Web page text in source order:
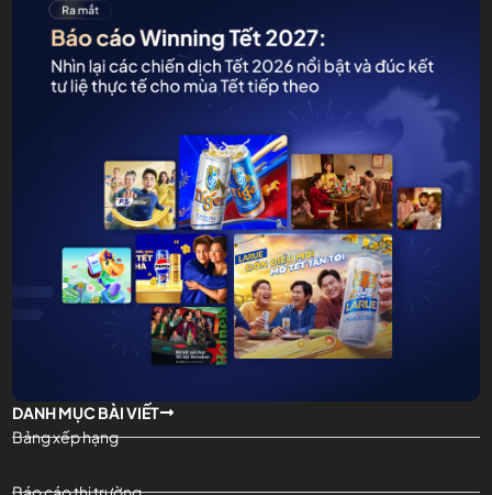
DANH MỤC BÀI VIẾT
Bảng xếp hạng